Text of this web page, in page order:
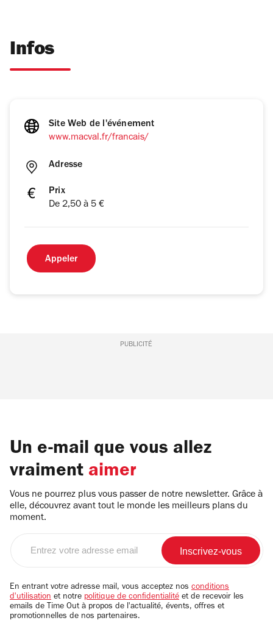
Infos
Site Web de l'événement
www.macval.fr/francais/
Adresse
Prix
De 2,50 à 5 €
Appeler
PUBLICITÉ
Un e-mail que vous allez
vraiment aimer
Vous ne pourrez plus vous passer de notre newsletter. Grâce à
elle, découvrez avant tout le monde les meilleurs plans du
moment.
email
En entrant votre adresse mail, vous acceptez nos conditions
d'utilisation et notre politique de confidentialité et de recevoir les
emails de Time Out à propos de l'actualité, évents, offres et
promotionnelles de nos partenaires.